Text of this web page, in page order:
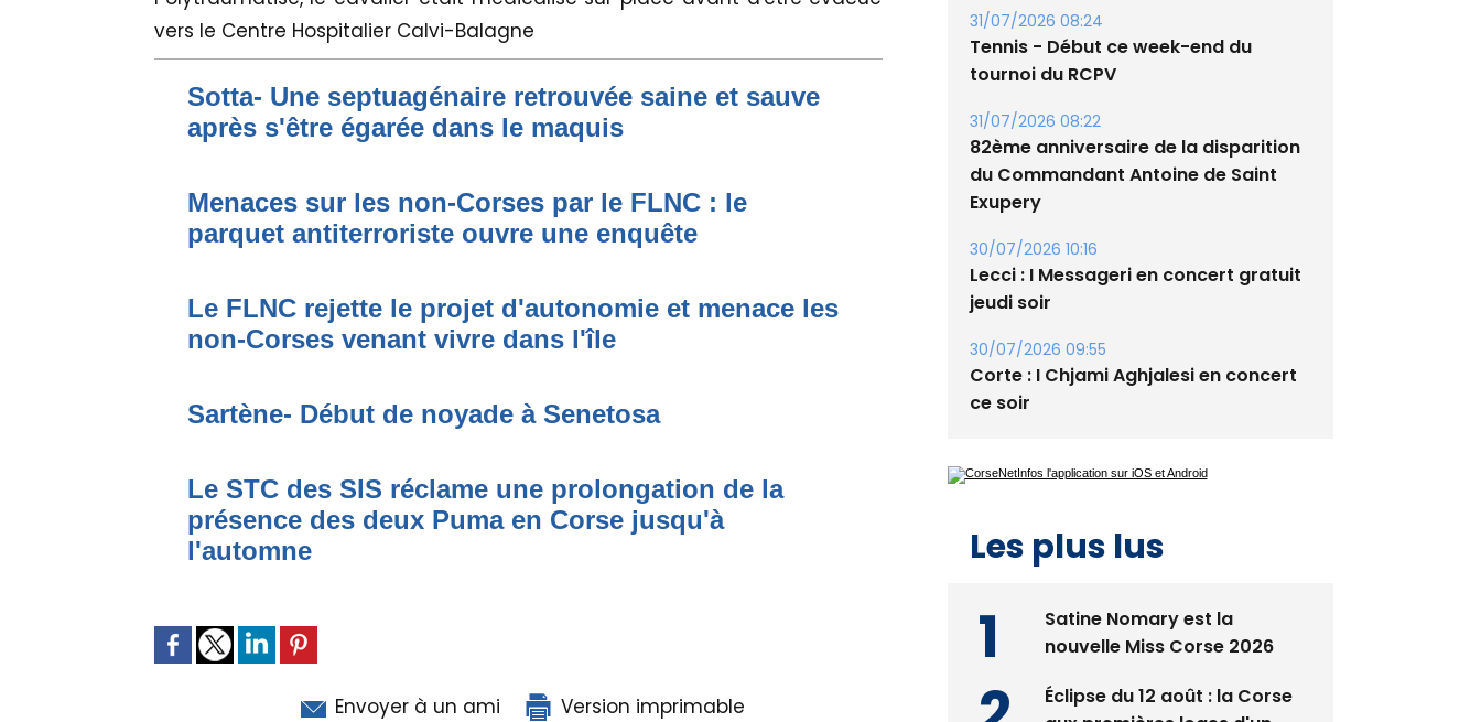
vers le Centre Hospitalier Calvi-Balagne
Sotta- Une septuagénaire retrouvée saine et sauve
après s'être égarée dans le maquis
Menaces sur les non-Corses par le FLNC : le
parquet antiterroriste ouvre une enquête
Le FLNC rejette le projet d'autonomie et menace les
non-Corses venant vivre dans l'île
Sartène- Début de noyade à Senetosa
Le STC des SIS réclame une prolongation de la
présence des deux Puma en Corse jusqu'à
l'automne
Envoyer à un ami Version imprimable
procession le 14 août
31/07/2026 08:24
tournoi du RCPV
31/07/2026 08:22
82ème anniversaire de la disparition
Exupery
30/07/2026 10:16
jeudi soir
30/07/2026 09:55
Les plus lus
nouvelle Miss Corse 2026